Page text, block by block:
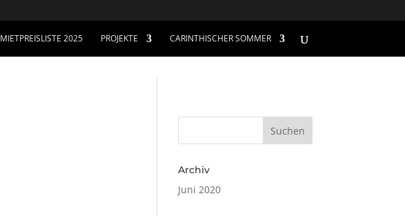
MIETPREISLISTE 2025 PROJEKTE CARINTHISCHER SOMMER
Archiv
Juni 2020